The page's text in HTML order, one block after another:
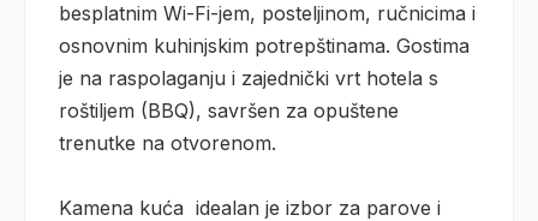
besplatnim Wi-Fi-jem, posteljinom, ručnicima i
osnovnim kuhinjskim potrepštinama. Gostima
je na raspolaganju i zajednički vrt hotela s
roštiljem (BBQ), savršen za opuštene
trenutke na otvorenom.
Kamena kuća  idealan je izbor za parove i